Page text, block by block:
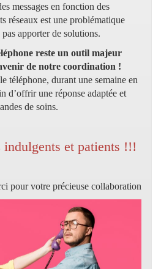
messages en fonction des
réseaux est une problématique
apporter de solutions.
reste un outil majeur
de notre coordination !
téléphone, durant une semaine en
d’offrir une réponse adaptée et
de soins.
et patients !!!
pour votre précieuse collaboration